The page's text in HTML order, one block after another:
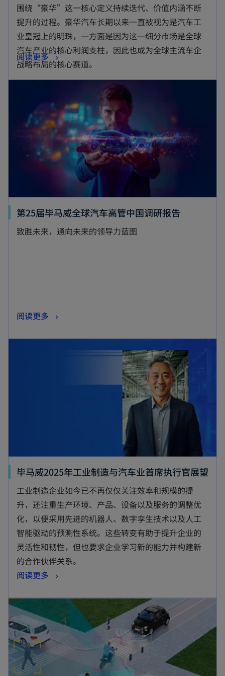
围绕“豪华”这一核心定义持续迭代、价值内涵不断
提升的过程。豪华汽车长期以来一直被视为是汽车工
业皇冠上的明珠，一方面是因为这一细分市场是全球
汽车产业的核心利润支柱，因此也成为全球主流车企
战略布局的核心赛道。
阅读更多
第25届毕马威全球汽车高管中国调研报告
致胜未来，通向未来的领导力蓝图
阅读更多
毕马威2025年工业制造与汽车业首席执行官展望
工业制造企业如今已不再仅仅关注效率和规模的提
升，还注重生产环境、产品、设备以及服务的调整优
化，以便采用先进的机器人、数字孪生技术以及人工
智能驱动的预测性系统。这些转变有助于提升企业的
灵活性和韧性，但也要求企业学习新的能力并构建新
的合作伙伴关系。
阅读更多